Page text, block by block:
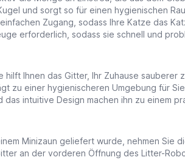
und sorgt so für einen hygienischen
Zugang, sodass Ihre Katze das
erforderlich, sodass sie schnell und
Ihnen das Gitter, Ihr Zuhause
zu einer hygienischeren Umgebung für
das intuitive Design machen ihn zu einem
Minizaun geliefert wurde, nehmen Sie
an der vorderen Öffnung des Litter-